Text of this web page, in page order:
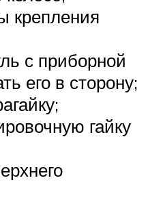
крепления
с приборной
его в сторону;
гайку